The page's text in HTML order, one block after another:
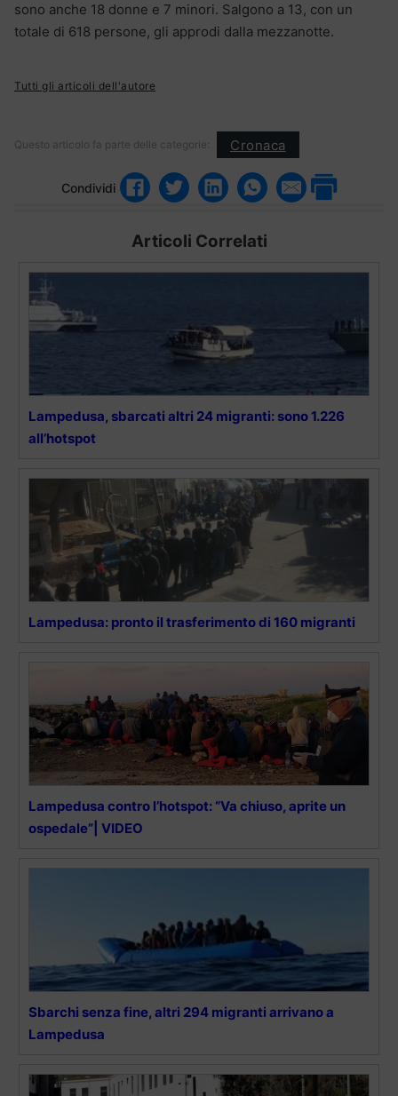
sono anche 18 donne e 7 minori. Salgono a 13, con un
totale di 618 persone, gli approdi dalla mezzanotte.
Tutti gli articoli dell'autore
Questo articolo fa parte delle categorie: Cronaca
Condividi
Articoli Correlati
Lampedusa, sbarcati altri 24 migranti: sono 1.226
all’hotspot
Lampedusa: pronto il trasferimento di 160 migranti
Lampedusa contro l’hotspot: “Va chiuso, aprite un
ospedale”| VIDEO
Sbarchi senza fine, altri 294 migranti arrivano a
Lampedusa